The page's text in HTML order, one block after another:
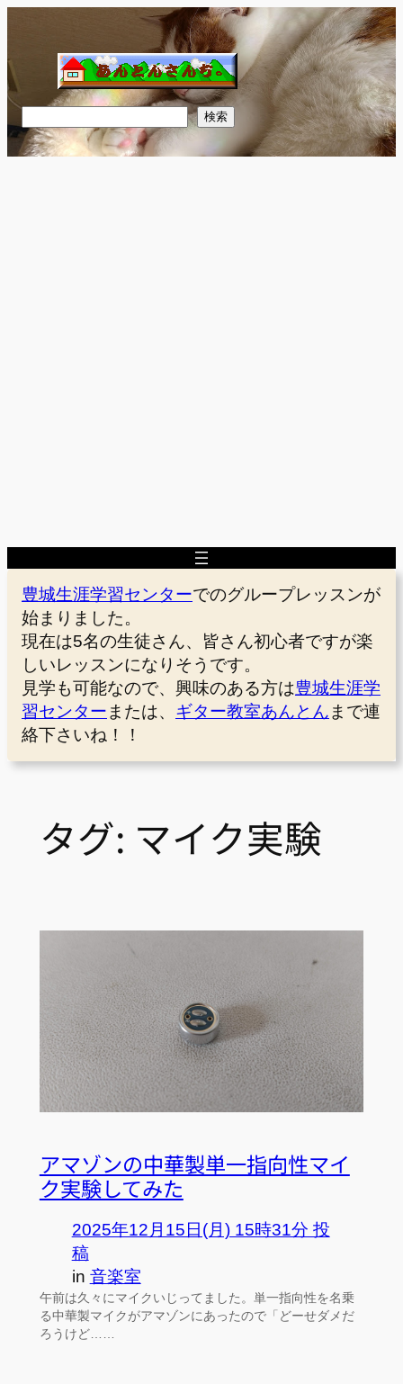
を
ス
キ
ッ
プ
索
検索
豊城生涯学習センターでのグループレッスンが
始まりました。
現在は5名の生徒さん、皆さん初心者ですが楽
しいレッスンになりそうです。
見学も可能なので、興味のある方は豊城生涯学
習センター または、 ギター教室あんとん まで連
絡下さいね！！
タグ: マイク実験
アマゾンの中華製単一指向性マイ
ク実験してみた
2025年12月15日(月) 15時31分 投
稿
in 音楽室
午前は久々にマイクいじってました。単一指向性を名乗
る中華製マイクがアマゾンにあったので「どーせダメだ
ろうけど……